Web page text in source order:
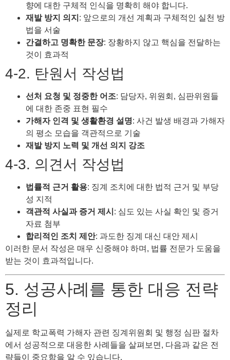
향에 대한 구체적 인식을 명확히 해야 합니다.
재발 방지 의지 : 앞으로의 개선 계획과 구체적인 실천 방
법을 서술
간결하고 명확한 문장: 장황하지 않고 핵심을 전달하는
것이 효과적
4-2. 탄원서 작성법
선처 요청 및 정중한 어조: 담당자, 위원회, 심판위원들
에 대한 존중 표현 필수
가해자 인격 및 생활환경 설명: 사건 발생 배경과 가해자
의 평소 모습을 객관적으로 기술
재발 방지 노력 및 개선 의지 강조
4-3. 의견서 작성법
법률적 근거 활용: 징계 조치에 대한 법적 근거 및 부당
성 지적
객관적 사실과 증거 제시 : 심도 있는 사실 확인 및 증거
자료 첨부
합리적인 조치 제안: 과도한 징계 대신 대안 제시
이러한 문서 작성은 매우 신중해야 하며, 법률 전문가 도움을
받는 것이 효과적입니다.
5. 성공사례를 통한 대응 전략
정리
실제로 학교폭력 가해자 관련 징계위원회 및 행정 심판 절차
에서 성공적으로 대응한 사례들을 살펴보면, 다음과 같은 전
략들이 중요함을 알 수 있습니다.